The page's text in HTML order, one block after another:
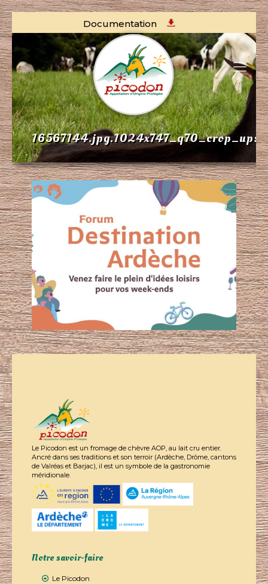
Documentation
Le Picodon est un fromage de chèvre AOP, au lait cru entier.
Ancré dans ses traditions et son terroir (Ardèche, Drôme, cantons
de Valréas et Barjac), il est un symbole de la gastronomie
méridionale.
Notre savoir-faire
Le Picodon